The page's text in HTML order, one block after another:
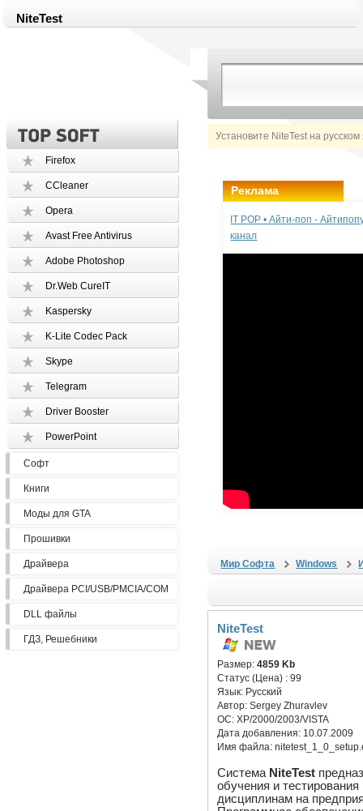
NiteTest
Установите NiteTest на
Firefox
CCleaner
Opera
Avast Free Antivirus
Adobe Photoshop
Dr.Web CureIT
Kaspersky
K-Lite Codec Pack
Skype
Telegram
Driver Booster
PowerPoint
Софт
Книги
Моды для GTA
Прошивки
Драйвера
Драйвера PCI/USB/PMCIA/COM
DLL файлы
ГДЗ, Решебники
Реклама
IT POP • Айти-поп -
канал
Мир Софта Windows
NiteTest
Размер:4859 Kb
Статус (Цена) :99
Язык: Русский
Автор:Sergey Zhuravlev
ОС:XP/2000/2003/VISTA
Дата добавления: 10.07.2009
Имя файла:
Система NiteTest
обучения и
дисциплинам на